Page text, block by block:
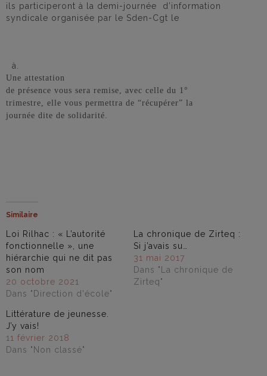
ils participeront à la demi-journée
d’information
syndicale organisée par le Sden-Cgt le
à.
Une attestation
de présence vous sera remise, avec celle du 1°
trimestre, elle vous permettra de “récupérer” la
journée dite de solidarité.
Similaire
Loi Rilhac : « L’autorité
fonctionnelle », une
hiérarchie qui ne dit pas
son nom
20 octobre 2021
Dans "Direction d'école"
La chronique de Zirteq :
Si j’avais su…
31 mai 2017
Dans "La chronique de
Zirteq"
Littérature de jeunesse.
J’y vais!
11 février 2018
Dans "Non classé"